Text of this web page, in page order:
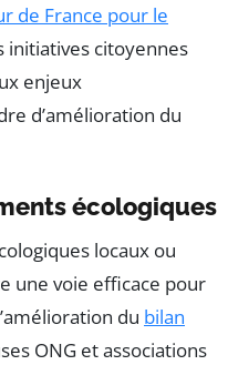
de France pour le
initiatives citoyennes
enjeux
d’amélioration du
écologiques
locaux ou
une voie efficace pour
du bilan
ONG et associations